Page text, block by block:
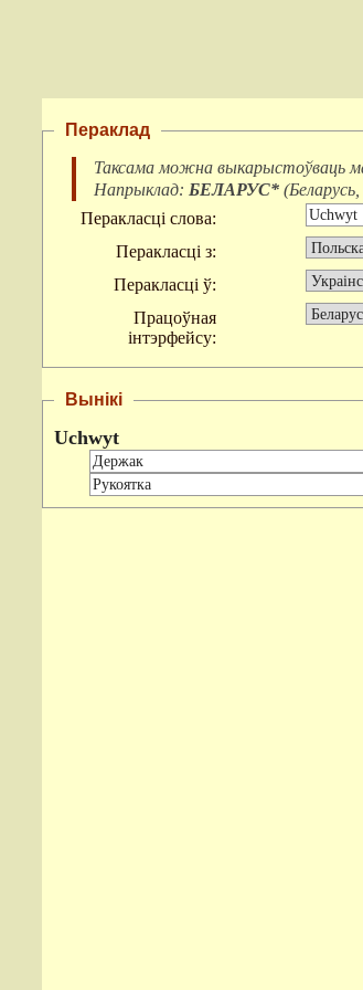
Пераклад
Таксама можна выкарыстоўваць
Напрыклад: БЕЛАРУС* (Беларусь,
Перакласці слова:
Перакласці з:
Перакласці ў:
Працоўная
інтэрфейсу:
Вынікі
Uchwyt